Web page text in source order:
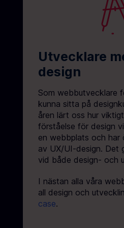
Utvecklare
design
Som webbutvecklare
kunna sitta på
åren lärt oss hur
förståelse för design
en webbplats och har
av UX/UI-design. Det
vid både design- och
I nästan alla våra
all design och
case.